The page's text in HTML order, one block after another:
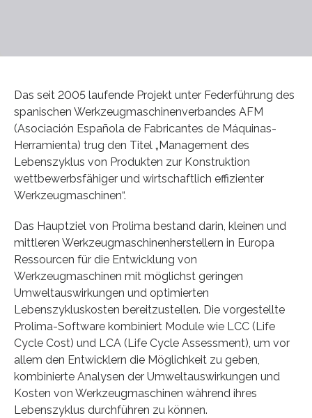
Das seit 2005 laufende Projekt unter Federführung des
spanischen Werkzeugmaschinenverbandes AFM
(Asociación Española de Fabricantes de Máquinas-
Herramienta) trug den Titel „Management des
Lebenszyklus von Produkten zur Konstruktion
wettbewerbsfähiger und wirtschaftlich effizienter
Werkzeugmaschinen“.
Das Hauptziel von Prolima bestand darin, kleinen und
mittleren Werkzeugmaschinenherstellern in Europa
Ressourcen für die Entwicklung von
Werkzeugmaschinen mit möglichst geringen
Umweltauswirkungen und optimierten
Lebenszykluskosten bereitzustellen. Die vorgestellte
Prolima-Software kombiniert Module wie LCC (Life
Cycle Cost) und LCA (Life Cycle Assessment), um vor
allem den Entwicklern die Möglichkeit zu geben,
kombinierte Analysen der Umweltauswirkungen und
Kosten von Werkzeugmaschinen während ihres
Lebenszyklus durchführen zu können.